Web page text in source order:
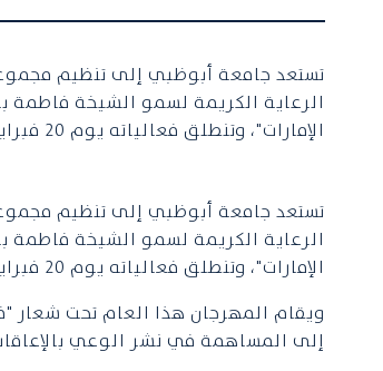
تستعد جامعة أبوظبي إلى تنظيم
الرعاية الكريمة لسمو الشيخة فاطمة
الإمارات"، وتنطلق فعالياته يوم 20 فبراير وتستمر على مدى أربعة أيام في حديقة أم الإمارات في العاصمة أبوظبي.
تستعد جامعة أبوظبي إلى تنظيم
الرعاية الكريمة لسمو الشيخة فاطمة
الإمارات"، وتنطلق فعالياته يوم 20 فبراير وتستمر على مدى أربعة أيام في حديقة أم الإمارات في العاصمة أبوظبي.
ويقام المهرجان هذا العام تحت
إلى المساهمة في نشر الوعي